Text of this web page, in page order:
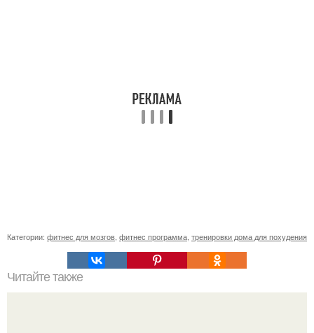
Категории: фитнес для мозгов, фитнес программа, тренировки дома для похудения
Читайте также